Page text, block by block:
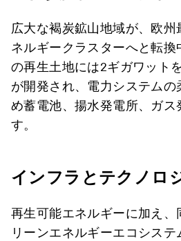
広大な褐炭鉱山地域が、欧
ネルギークラスターへと転換
の再生土地には2ギガワット
が開発され、電力システムの
め蓄電池、揚水発電所、ガス
す。
インフラとテクノロ
再生可能エネルギーに加え、
リーンエネルギーエコシステ